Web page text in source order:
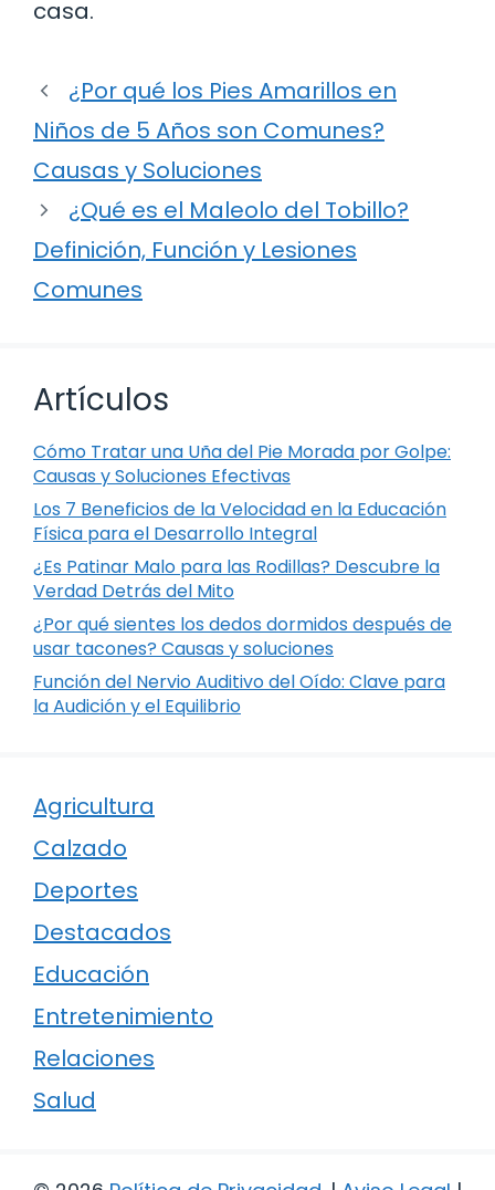
casa.
¿Por qué los Pies Amarillos en
Niños de 5 Años son Comunes?
Causas y Soluciones
¿Qué es el Maleolo del Tobillo?
Definición, Función y Lesiones
Comunes
Artículos
Cómo Tratar una Uña del Pie Morada por Golpe:
Causas y Soluciones Efectivas
Los 7 Beneficios de la Velocidad en la Educación
Física para el Desarrollo Integral
¿Es Patinar Malo para las Rodillas? Descubre la
Verdad Detrás del Mito
¿Por qué sientes los dedos dormidos después de
usar tacones? Causas y soluciones
Función del Nervio Auditivo del Oído: Clave para
la Audición y el Equilibrio
Agricultura
Calzado
Deportes
Destacados
Educación
Entretenimiento
Relaciones
Salud